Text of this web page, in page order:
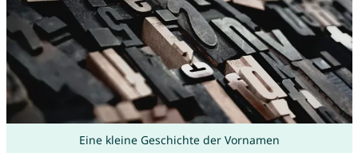
Eine kleine Geschichte der Vornamen